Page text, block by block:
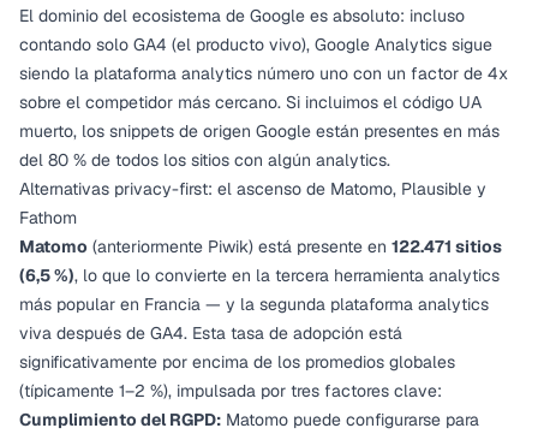
El dominio del ecosistema de Google es absoluto: incluso
contando solo GA4 (el producto vivo), Google Analytics sigue
siendo la plataforma analytics número uno con un factor de 4x
sobre el competidor más cercano. Si incluimos el código UA
muerto, los snippets de origen Google están presentes en más
del 80 % de todos los sitios con algún analytics.
Alternativas privacy-first: el ascenso de Matomo, Plausible y
Fathom
Matomo (anteriormente Piwik) está presente en 122.471 sitios
(6,5 %), lo que lo convierte en la tercera herramienta analytics
más popular en Francia — y la segunda plataforma analytics
viva después de GA4. Esta tasa de adopción está
significativamente por encima de los promedios globales
(típicamente 1–2 %), impulsada por tres factores clave:
Cumplimiento del RGPD: Matomo puede configurarse para